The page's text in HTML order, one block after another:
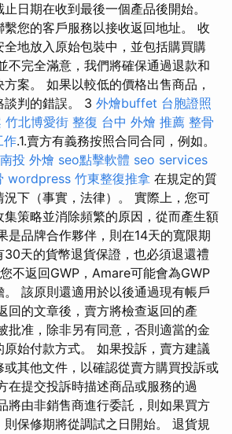
日期在收到最後一個產品後開始。
您的客戶服務以接收返回地址。 收
地放入原始包裝中，並包括購買購
不完全滿意，我們將確保通過退款和
案。 如果以較低的價格出售商品，
談判的錯誤。 3 外燴buffet 台胞證照
竹北博愛街 整復 台中 外燴 推薦 整骨
作.1.賣方有義務按照合同合同，例如。
南投 外燴 seo點擊軟體 seo services
wordpress 竹東整復推拿 在規定的質
下（事實，法律）。 實際上，您可
集策略並消除頻繁的原因，從而產生額
是品牌合作夥伴，則在14天的寬限期
30天的貨幣退貨保證，也必須退還禮
不返回GWP，Amare可能會為GWP
該原則還適用於以後通過現有帳戶
回的文章後，賣方將檢查返回的產
批准，除非另有同意，否則適當的金
始付款方式。 如果投訴，賣方建議
或其他文件，以確認從賣方購買投訴或
在提交投訴時描述商品或服務的過
將由非銷售商進行委託，則如果買方
保修期將從調試之日開始。 退貨規